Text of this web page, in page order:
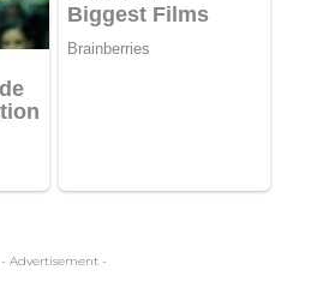
- Advertisement -